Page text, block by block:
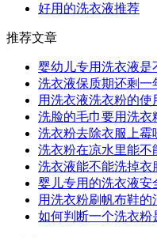
好用的洗衣液推荐
推荐文章
婴幼儿专用洗衣液是
洗衣液保质期还剩一
用洗衣液洗衣粉的使
洗脸的毛巾要用洗衣
洗衣粉去除衣服上霉
洗衣粉在凉水里能不
洗衣液能不能洗掉衣
婴儿专用的洗衣液安
用洗衣粉刷帆布鞋的
如何判断一个洗衣粉